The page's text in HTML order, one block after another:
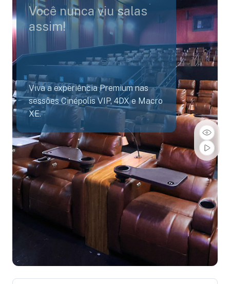
Você nunca viu salas
assim!
Viva a experiência Premium nas
sessões Cinépolis VIP, 4DX e Macro
XE.